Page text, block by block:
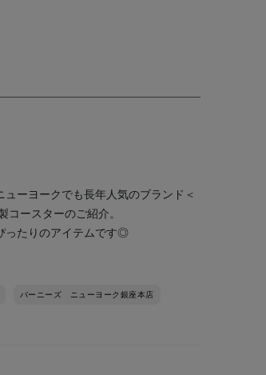
ーヨークでも長年人気のブランド＜
コースターのご紹介。
ったりのアイテムです◎
バーニーズ ニューヨーク銀座本店